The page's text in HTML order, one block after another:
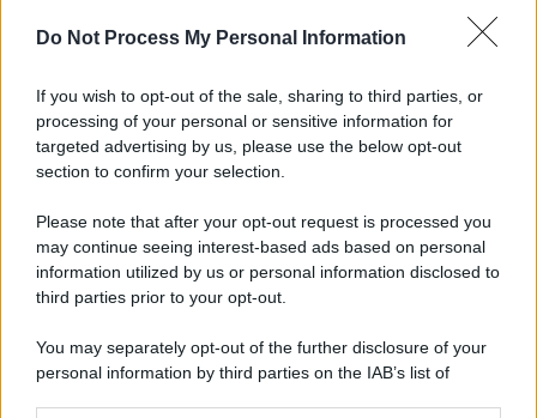
Do Not Process My Personal Information
If you wish to opt-out of the sale, sharing to third parties, or
processing of your personal or sensitive information for
targeted advertising by us, please use the below opt-out
section to confirm your selection.
Please note that after your opt-out request is processed you
may continue seeing interest-based ads based on personal
information utilized by us or personal information disclosed to
third parties prior to your opt-out.
You may separately opt-out of the further disclosure of your
personal information by third parties on the IAB’s list of
Fare figli in tempo di crisi climatica
La Procura di Padova contro le
madri non biologiche: parte la
petizione internazionale
vivere green
Basta bullismo: educhiamo i nostri